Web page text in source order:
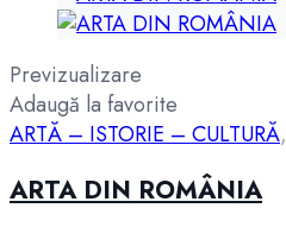
Previzualizare
Adaugă la favorite
ARTĂ – ISTORIE – CULTURĂ,
ARTA DIN ROMÂNIA